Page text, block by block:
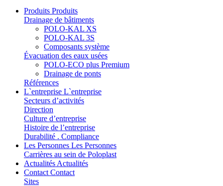
Produits Produits
Drainage de bâtiments
POLO-KAL XS
POLO-KAL 3S
Composants système
Évacuation des eaux usées
POLO-ECO plus Premium
Drainage de ponts
Références
L`entreprise L`entreprise
Secteurs d’activités
Direction
Culture d’entreprise
Histoire de l’entreprise
Durabilité . Compliance
Les Personnes Les Personnes
Carrières au sein de Poloplast
Actualités Actualités
Contact Contact
Sites